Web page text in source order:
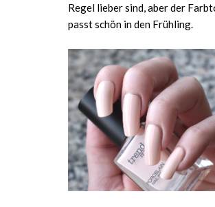
Regel lieber sind, aber der
passt schön in den Frühling.